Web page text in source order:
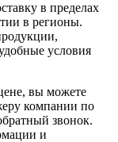
в пределах
в регионы.
условия
вы можете
компании по
звонок.
и